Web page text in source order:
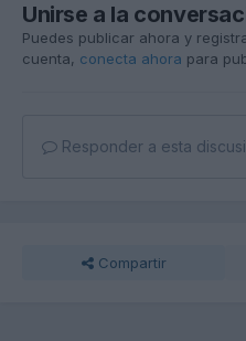
Unirse a la
Puedes publicar ahora y
cuenta, conecta ahora para
Responder a esta
Compartir